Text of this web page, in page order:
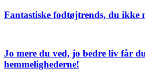
Fantastiske fodtøjtrends, du ikke
Jo mere du ved, jo bedre liv får
hemmelighederne!